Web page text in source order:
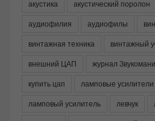
акустика
акустический поролон
аудиофилия
аудиофилы
винтажная техника
винтажный
внешний ЦАП
журнал
купить цап
ламповые усилители
ламповый усилитель
левчук